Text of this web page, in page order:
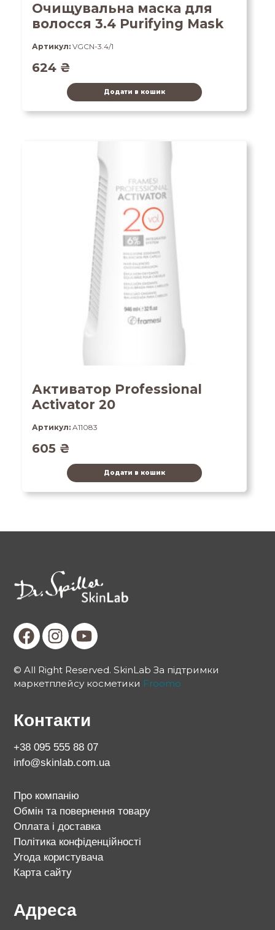
Очищувальна маска для
волосся 3.4 Purifying Mask
Артикул: VGCN-3.4/1
624 ₴
Додати в кошик
Активатор Professional
Activator 20
Артикул: A11083
605 ₴
Додати в кошик
© All Right Reserved. SkinLab За підтримки
маркетплейсу косметики Froomo
Контакти
+38 095 555 88 07
info@skinlab.com.ua
Про компанію
Обмін та повернення товару
Оплата і доставка
Політика конфіденційності
Угода користувача
Карта сайту
Адреса